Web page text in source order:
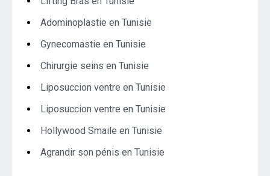
Adominoplastie en Tunisie
Gynecomastie en Tunisie
Chirurgie seins en Tunisie
Liposuccion ventre en Tunisie
Liposuccion ventre en Tunisie
Hollywood Smaile en Tunisie
Agrandir son pénis en Tunisie